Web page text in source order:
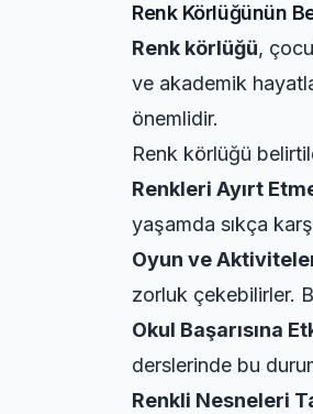
Renk Körlüğünün
Renk körlüğü,
ve akademik
önemlidir.
Renk körlüğü
Renkleri Ayırt
yaşamda sıkça
Oyun ve
zorluk çekebilirler.
Okul Başarısına
derslerinde bu
Renkli Nesneleri